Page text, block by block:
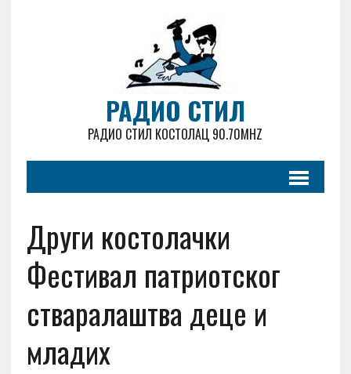
РАДИО СТИЛ
РАДИО СТИЛ КОСТОЛАЦ 90.70MHZ
Други костолачки
Фестивал патриотског
стваралаштва деце и
младих